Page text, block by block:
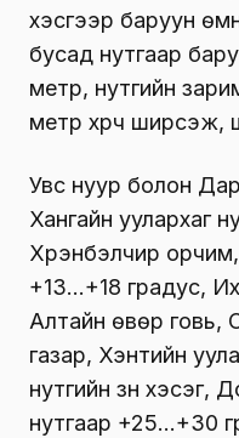
хэсгээр баруун
бусад нутгаар
метр, нутгийн
метр хүрч
Увс нуур болон
Хангайн уулархаг
Хүрэнбэлчир
+13…+18 градус,
Алтайн өвөр говь,
газар, Хэнтийн
нутгийн зүүн
нутгаар +25…+30